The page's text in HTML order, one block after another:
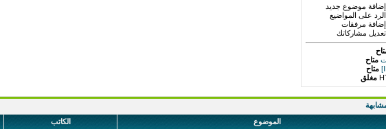
إضافة موضوع جديد
الرد على المواضيع
إضافة مرفقات
تعديل مشاركاتك
متاح
متاح
مغلق
الموضوع
الكاتب